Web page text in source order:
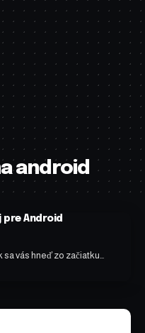
android
pre Android
vás hneď zo začiatku…